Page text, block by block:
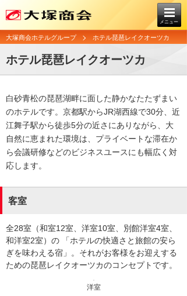
メニュー
大塚商会ホテルグループ ホテル琵琶レイクオーツカ
ホテル琵琶レイクオーツカ
白砂青松の琵琶湖畔に面した静かなたたずまい
のホテルです。京都駅からJR湖西線で30分、近
江舞子駅から徒歩5分の近さにありながら、大
自然に恵まれた環境は、プライベートな滞在か
ら会議研修などのビジネスユースにも幅広く対
応します。
客室
全28室（和室12室、洋室10室、別館洋室4室、
和洋室2室）の 「ホテルの快適さと旅館の安ら
ぎを味わえる宿」。それがお客様をお迎えする
ための琵琶レイクオーツカのコンセプトです。
洋室